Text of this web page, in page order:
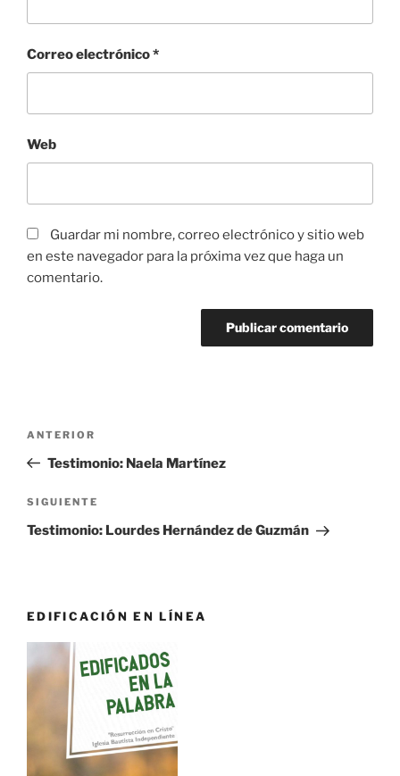
Correo electrónico*
Web
Guardar mi nombre, correo electrónico y sitio web
en este navegador para la próxima vez que haga un
comentario.
entradas
Entrada
anterior:
ANTERIOR
Testimonio: Naela Martínez
Siguiente
entrada
SIGUIENTE
Testimonio: Lourdes Hernández de Guzmán
EDIFICACIÓN EN LÍNEA